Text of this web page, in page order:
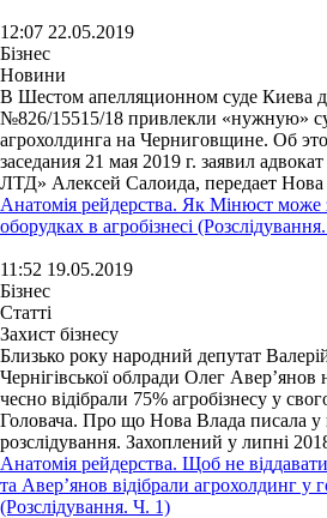
12:07 22.05.2019
Бізнес
Новини
В Шестом апелляционном суде Киева
№826/15515/18 привлекли «нужную»
агрохолдинга на Черниговщине. Об
заседания 21 мая 2019 г. заявил
ЛТД» Алексей Салоида, передает Нова
Анатомія рейдерства. Як Мінюст може
оборудках в агробізнесі
11:52 19.05.2019
Бізнес
Статті
Захист бізнесу
Близько року народний депутат
Чернігівської облради Олег Авер’янов
чесно відібрали 75% агробізнесу у
Головача. Про що Нова Влада писала у
розслідування. Захоплений у липні
Анатомія рейдерства. Щоб не
та Авер’янов відібрали агрохолдинг у
(Розслідування. Ч. 1)